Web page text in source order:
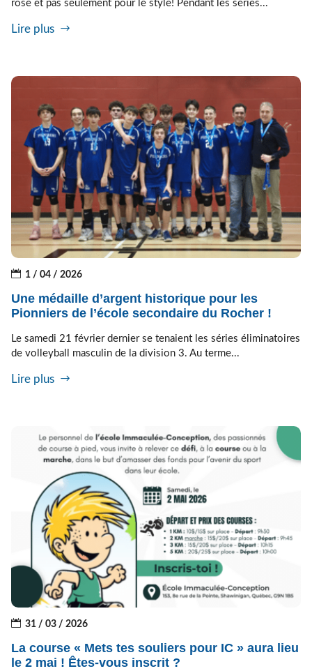
rose et pas seulement pour le style! Pendant les séries...
Lire plus
1 / 04 / 2026
Une médaille d’argent historique pour les
Pionniers de l’école secondaire du Rocher !
Le samedi 21 février dernier se tenaient les séries éliminatoires
de volleyball masculin de la division 3. Au terme...
Lire plus
31 / 03 / 2026
La course « Mets tes souliers pour IC » aura lieu
le 2 mai ! Êtes-vous inscrit ?